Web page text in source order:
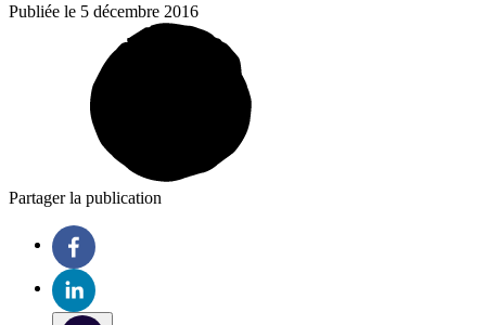
Publiée le 5 décembre 2016
Partager la publication